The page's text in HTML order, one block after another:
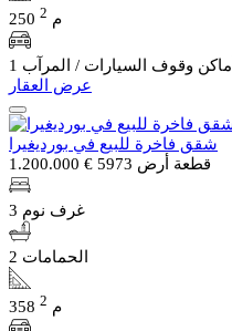
250 م 2
1 أماكن وقوف السيارات / المرآب
عرض العقار
شقق فاخرة للبيع في بورديغيرا
قطعة أرض 5973
€ 1.200.000
3 غرف نوم
2 الحمامات
358 م 2